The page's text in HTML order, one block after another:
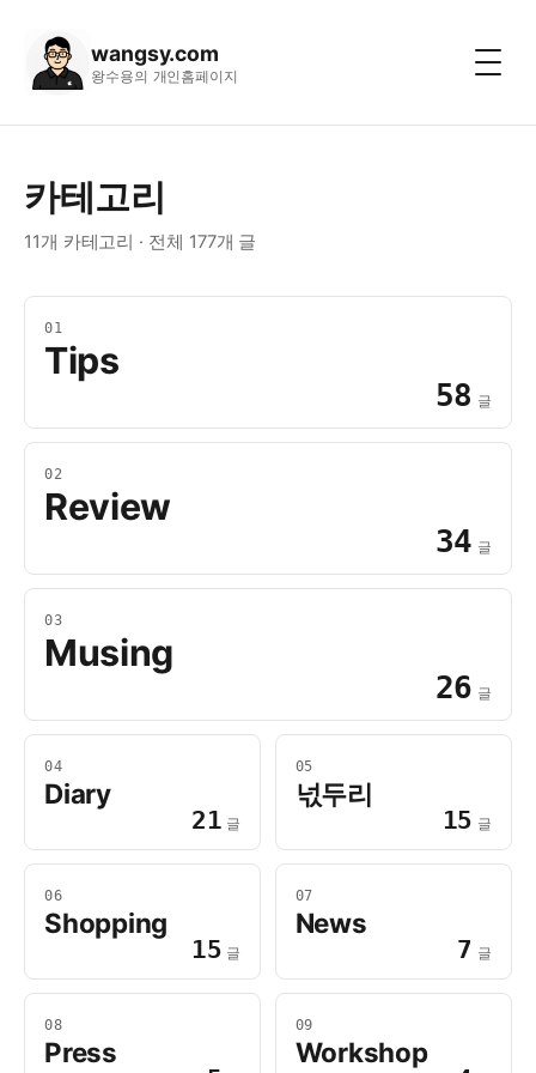
wangsy.com
왕수용의 개인홈페이지
카테고리
11개 카테고리 · 전체 177개 글
01
Tips
58 글
02
Review
34 글
03
Musing
26 글
04
Diary
21 글
05
넋두리
15 글
06
Shopping
15 글
07
News
7 글
08
Press
09
Workshop